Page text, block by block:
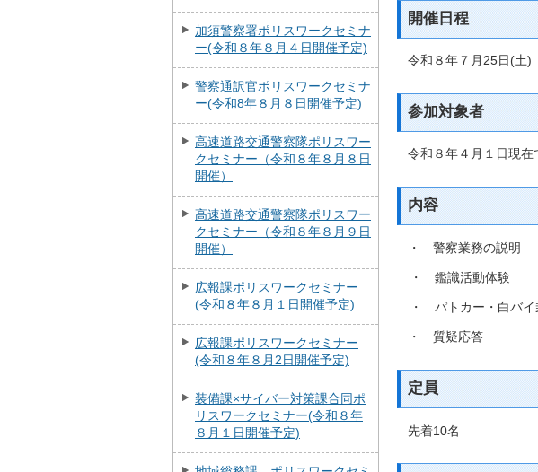
加須警察署ポリスワークセミナ
ー(令和８年８月４日開催予定)
警察通訳官ポリスワークセミナ
ー(令和8年８月８日開催予定)
高速道路交通警察隊ポリスワー
クセミナー（令和８年８月８日
開催）
高速道路交通警察隊ポリスワー
クセミナー（令和８年８月９日
開催）
広報課ポリスワークセミナー
(令和８年８月１日開催予定)
広報課ポリスワークセミナー
(令和８年８月2日開催予定)
装備課×サイバー対策課合同ポ
リスワークセミナー(令和８年
８月１日開催予定)
開催日程
令和８年７月25日(
参加対象者
令和８年４月１日現在
内容
・ 警察業務の説明
・ 鑑識活動体験
・ パトカー・白バイ
・ 質疑応答
定員
先着10名